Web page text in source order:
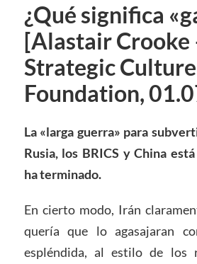
¿Qué significa
[Alastair Crooke
Strategic Culture
Foundation,
La «larga guerra» para
Rusia, los BRICS y China
ha terminado.
En cierto modo, Irán
quería que lo agasajaran
espléndida, al estilo de los